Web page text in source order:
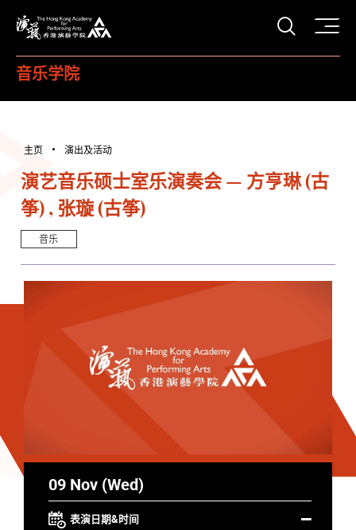
打开
音乐学院
主页 演出及活动
演艺音乐硕士室乐演奏会 — 方亨琳 (古
筝) , 张璇 (古筝)
音乐
09 Nov (Wed)
表演日期&时间